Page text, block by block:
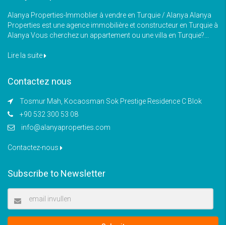
Alanya Properties-Immoblier à vendre en Turquie / Alanya Alanya
Properties est une agence immobilière et constructeur en Turquie à
Alanya Vous cherchez un appartement ou une villa en Turquie?...
Lire la suite
Contactez nous
Tosmur Mah, Kocaosman Sok Prestige Residence C Blok
+90 532 300 53 08
info@alanyaproperties.com
Contactez-nous
Subscribe to Newsletter